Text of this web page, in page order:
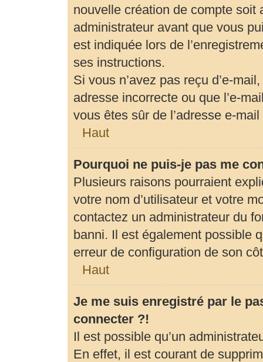
nouvelle création de compte soit
administrateur avant que vous
est indiquée lors de
ses instructions.
Si vous n’avez pas reçu d’e-
adresse incorrecte ou que l’e-
vous êtes sûr de l’adresse e-
Haut
Pourquoi ne puis-je pas me
Plusieurs raisons pourraient
votre nom d’utilisateur et votre
contactez un administrateur du
banni. Il est également possible
erreur de configuration de son
Haut
Je me suis enregistré par le
connecter ?!
Il est possible qu’un
En effet, il est courant de